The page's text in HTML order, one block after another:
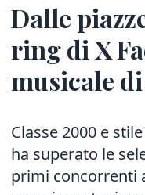
Dalle
ring di X
musicale
Classe 2000 e
ha superato le
primi concorrenti